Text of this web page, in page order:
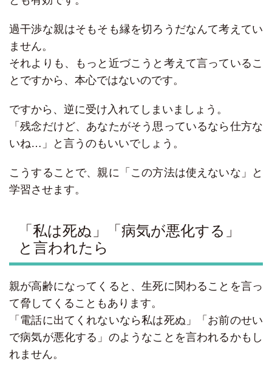
過干渉な親はそもそも縁を切ろうだなんて考えてい
ません。
それよりも、もっと近づこうと考えて言っているこ
とですから、本心ではないのです。
ですから、逆に受け入れてしまいましょう。
「残念だけど、あなたがそう思っているなら仕方な
いね…」と言うのもいいでしょう。
こうすることで、親に「この方法は使えないな」と
学習させます。
「私は死ぬ」「病気が悪化する」
と言われたら
親が高齢になってくると、生死に関わることを言っ
て脅してくることもあります。
「電話に出てくれないなら私は死ぬ」「お前のせい
で病気が悪化する」のようなことを言われるかもし
れません。